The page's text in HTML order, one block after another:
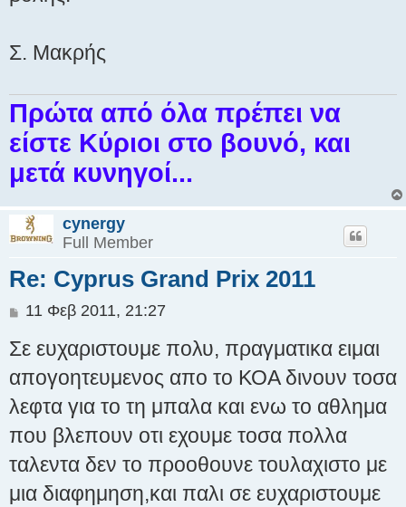
Σ. Μακρής
Πρώτα από όλα πρέπει να
είστε Κύριοι στο βουνό, και
μετά κυνηγοί...
cynergy
Full Member
Re: Cyprus Grand Prix 2011
Δ
μ
σ
ί
υ
σ
11 Φεβ 2011, 21:27
Σε ευχαριστουμε πολυ, πραγματικα ειμαι
απογοητευμενος απο το ΚΟΑ δινουν τοσα
λεφτα για το τη μπαλα και ενω το αθλημα
που βλεπουν οτι εχουμε τοσα πολλα
ταλεντα δεν το προοθουνε τουλαχιστο με
μια διαφημηση,και παλι σε ευχαριστουμε